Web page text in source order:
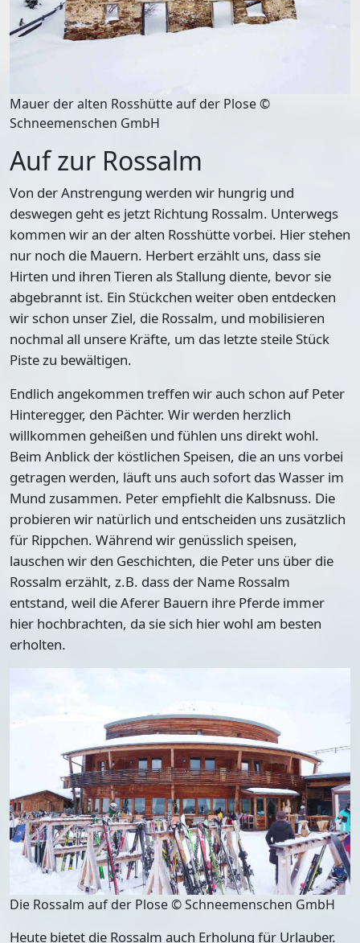
Mauer der alten Rosshütte auf der Plose ©
Schneemenschen GmbH
Auf zur Rossalm
Von der Anstrengung werden wir hungrig und
deswegen geht es jetzt Richtung Rossalm. Unterwegs
kommen wiran der alten Rosshüttevorbei. Hier stehen
nur noch die Mauern. Herbert erzählt uns, dass sie
Hirten und ihren Tieren als Stallung diente, bevor sie
abgebrannt ist. Ein Stückchen weiter oben entdecken
wir schon unser Ziel, die Rossalm, und mobilisieren
nochmal all unsere Kräfte, um das letzte steile Stück
Piste zu bewältigen.
Endlich angekommen treffen wir auch schon auf Peter
Hinteregger, den Pächter. Wir werden herzlich
willkommen geheißen und fühlen uns direkt wohl.
Beim Anblick der köstlichen Speisen, die an uns vorbei
getragen werden, läuft uns auch sofort das Wasser im
Mund zusammen. Peter empfiehlt die Kalbsnuss. Die
probieren wir natürlich und entscheiden uns zusätzlich
für Rippchen. Während wir genüsslich speisen,
lauschen wir den Geschichten, die Peter uns über die
Rossalm erzählt, z.B. dass der Name Rossalm
entstand, weil die Aferer Bauern ihre Pferde immer
hier hochbrachten, da sie sich hier wohl am besten
erholten.
Die Rossalm auf der Plose © Schneemenschen GmbH
Heute bietet die Rossalm auch Erholung für Urlauber.